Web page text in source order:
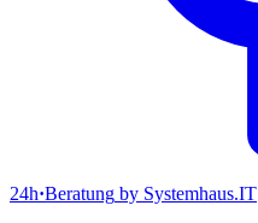
24h·Beratung by Systemhaus.IT